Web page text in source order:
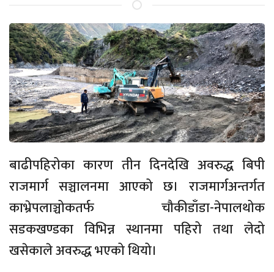
बाढीपहिरोका कारण तीन दिनदेखि अवरुद्ध बिपी
राजमार्ग सञ्चालनमा आएको छ। राजमार्गअन्तर्गत
काभ्रेपलाञ्चोकतर्फ चौकीडाँडा-नेपालथोक
सडकखण्डका विभिन्न स्थानमा पहिरो तथा लेदो
खसेकाले अवरुद्ध भएको थियो।